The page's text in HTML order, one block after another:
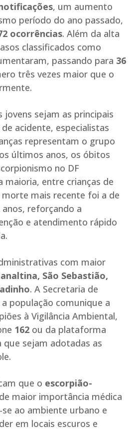
, um aumento
período do ano passado,
ocorrências. Além da alta
classificados como
passando para 36
três vezes maior que o
jovens sejam as principais
acidente, especialistas
representam o grupo
últimos anos, os óbitos
no DF
maioria, entre crianças de
morte mais recente foi a de
reforçando a
e atendimento rápido
com maior
São Sebastião,
. A Secretaria de
população comunique a
à Vigilância Ambiental,
162 ou da plataforma
que sejam adotadas as
que o escorpião-
maior importância médica
ao ambiente urbano e
em locais escuros e